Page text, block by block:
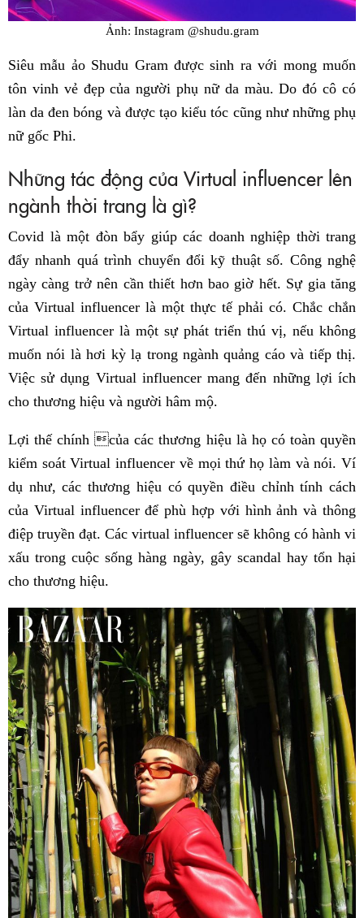
Ảnh: Instagram @shudu.gram
Siêu mẫu ảo Shudu Gram được sinh ra với mong muốn
tôn vinh vẻ đẹp của người phụ nữ da màu. Do đó cô có
làn da đen bóng và được tạo kiểu tóc cũng như những phụ
nữ gốc Phi.
Những tác động của Virtual influencer lên
ngành thời trang là gì?
Covid là một đòn bẩy giúp các doanh nghiệp thời trang
đẩy nhanh quá trình chuyển đổi kỹ thuật số. Công nghệ
ngày càng trở nên cần thiết hơn bao giờ hết. Sự gia tăng
của Virtual influencer là một thực tế phải có. Chắc chắn
Virtual influencer là một sự phát triển thú vị, nếu không
muốn nói là hơi kỳ lạ trong ngành quảng cáo và tiếp thị.
Việc sử dụng Virtual influencer mang đến những lợi ích
cho thương hiệu và người hâm mộ.
Lợi thế chính của các thương hiệu là họ có toàn quyền
kiểm soát Virtual influencer về mọi thứ họ làm và nói. Ví
dụ như, các thương hiệu có quyền điều chỉnh tính cách
của Virtual influencer để phù hợp với hình ảnh và thông
điệp truyền đạt. Các virtual influencer sẽ không có hành vi
xấu trong cuộc sống hàng ngày, gây scandal hay tổn hại
cho thương hiệu.